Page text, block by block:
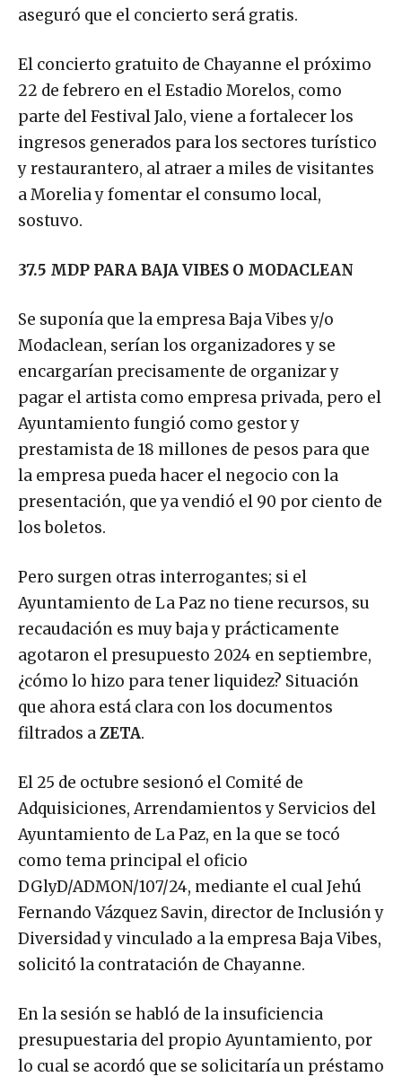
aseguró que el concierto será gratis.
El concierto gratuito de Chayanne el próximo
22 de febrero en el Estadio Morelos, como
parte del Festival Jalo, viene a fortalecer los
ingresos generados para los sectores turístico
y restaurantero, al atraer a miles de visitantes
a Morelia y fomentar el consumo local,
sostuvo.
37.5 MDP PARA BAJA VIBES O MODACLEAN
Se suponía que la empresa Baja Vibes y/o
Modaclean, serían los organizadores y se
encargarían precisamente de organizar y
pagar el artista como empresa privada, pero el
Ayuntamiento fungió como gestor y
prestamista de 18 millones de pesos para que
la empresa pueda hacer el negocio con la
presentación, que ya vendió el 90 por ciento de
los boletos.
Pero surgen otras interrogantes; si el
Ayuntamiento de La Paz no tiene recursos, su
recaudación es muy baja y prácticamente
agotaron el presupuesto 2024 en septiembre,
¿cómo lo hizo para tener liquidez? Situación
que ahora está clara con los documentos
filtrados aZETA.
El 25 de octubre sesionó el Comité de
Adquisiciones, Arrendamientos y Servicios del
Ayuntamiento de La Paz, en la que se tocó
como tema principal el oficio
DGlyD/ADMON/107/24, mediante el cual Jehú
Fernando Vázquez Savin, director de Inclusión y
Diversidad y vinculado a la empresa Baja Vibes,
solicitó la contratación de Chayanne.
En la sesión se habló de la insuficiencia
presupuestaria del propio Ayuntamiento, por
lo cual se acordó que se solicitaría un préstamo